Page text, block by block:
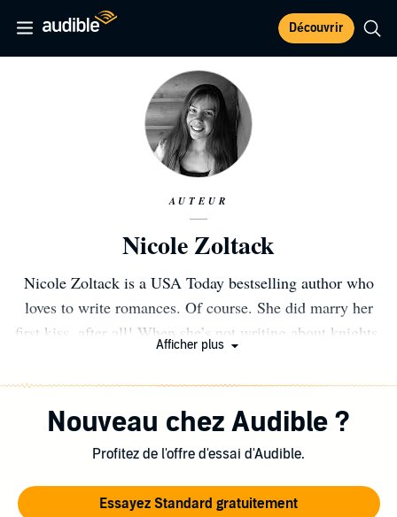
Découvrir
AUTEUR
Nicole Zoltack
Nicole Zoltack is a USA Today bestselling author who
loves to write romances. Of course. She did marry her
first kiss, after all! When she’s not writing about knights,
superheroes, or witches, she enjoys spending time with
her loving husband, three energetic young boys, and two
precious little girls. She enjoys riding horses (pretending
they’re unicorns, of course!) and going to the PA
Renaissance Faire dressed in garb. She’ll also read
anything she can get her hands on. Her current favorite
TV shows are The Witcher and Stranger Things. Visit
Afficher plus
Nouveau chez Audible ?
Profitez de l'offre d'essai d'Audible.
Essayez Standard gratuitement